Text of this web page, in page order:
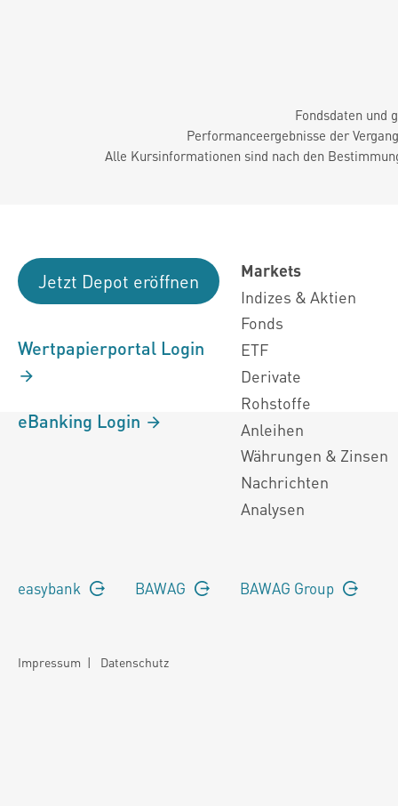
Fondsdaten und
Performanceergebnisse der
Alle Kursinformationen sind nach den
Jetzt Depot eröffnen
Wertpapierportal Login
eBanking Login
Markets
Indizes & Aktien
Fonds
ETF
Derivate
Rohstoffe
Anleihen
Währungen & Zinsen
Nachrichten
Analysen
easybank BAWAG BAWAG Group
Impressum | Datenschutz